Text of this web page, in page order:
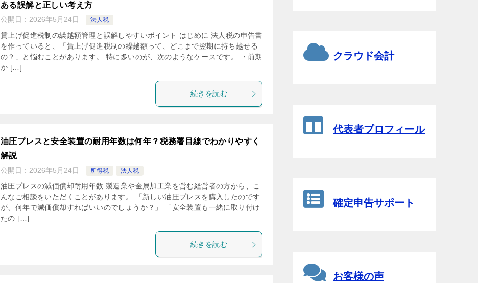
ある誤解と正しい考え方
公開日： 2026年5月24日 法人税
賃上げ促進税制の繰越額管理と誤解しやすいポイント はじめに 法人税の申告書
を作っていると、「賃上げ促進税制の繰越額って、どこまで翌期に持ち越せる
の？」と悩むことがあります。 特に多いのが、次のようなケースです。 ・前期
か […]
続きを読む
油圧プレスと安全装置の耐用年数は何年？税務署目線でわかりやすく
解説
公開日： 2026年5月24日 所得税 法人税
油圧プレスの減価償却耐用年数 製造業や金属加工業を営む経営者の方から、こ
んなご相談をいただくことがあります。 「新しい油圧プレスを購入したのです
が、何年で減価償却すればいいのでしょうか？」 「安全装置も一緒に取り付け
たの […]
続きを読む
クラウド会計
代表者プロフィール
確定申告サポート
お客様の声